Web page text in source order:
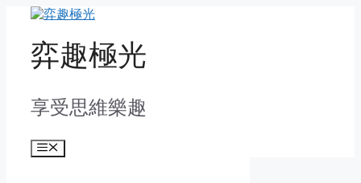
content弈趣極光
享受思維樂趣
Menu